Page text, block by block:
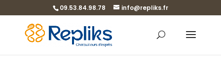
09.53.84.98.78 info@repliks.fr